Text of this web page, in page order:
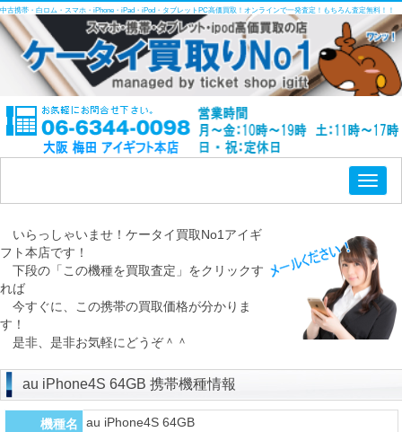
中古携帯・白ロム・スマホ・iPhone・iPad・iPod・タブレットPC高価買取！オンラインで一発査定！もちろん査定無料！！
いらっしゃいませ！ケータイ買取No1アイギ
フト本店です！
下段の「この機種を買取査定」をクリックす
れば
今すぐに、この携帯の買取価格が分かりま
す！
是非、是非お気軽にどうぞ＾＾
au iPhone4S 64GB 携帯機種情報
機種名 au iPhone4S 64GB